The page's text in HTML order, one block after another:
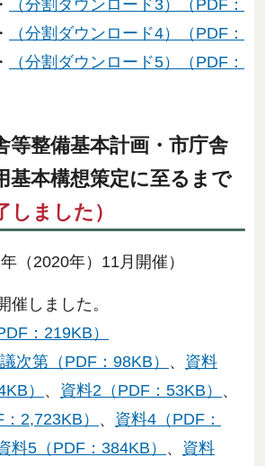
・
（分割ダウンロード3）（PDF：
・
（分割ダウンロード4）（PDF：
・
（分割ダウンロード5）（PDF：
等整備基本計画・市庁舎
基本構想策定に至るまで
しました）
（2020年）11月開催）
催しました。
：219KB）
次第（PDF：98KB） 、 資料
） 、 資料2（PDF：53KB） 、
2,723KB） 、 資料4（PDF：
料5（PDF：384KB） 、 資料